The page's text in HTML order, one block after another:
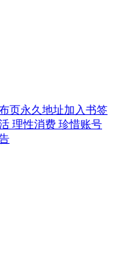
页永久地址加入书签
理性消费 珍惜账号